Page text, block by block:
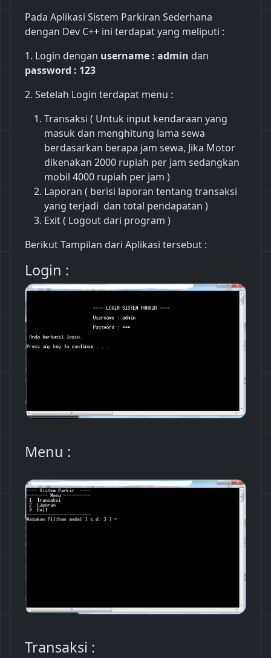
Pada Aplikasi Sistem Parkiran Sederhana
dengan Dev C++ ini terdapat yang meliputi :
1. Login dengan username : admin dan
password : 123
2. Setelah Login terdapat menu :
Transaksi ( Untuk input kendaraan yang
masuk dan menghitung lama sewa
berdasarkan berapa jam sewa, Jika Motor
dikenakan 2000 rupiah per jam sedangkan
mobil 4000 rupiah per jam )
Laporan ( berisi laporan tentang transaksi
yang terjadi dan total pendapatan )
Exit ( Logout dari program )
Berikut Tampilan dari Aplikasi tersebut :
Login :
Menu :
Transaksi :